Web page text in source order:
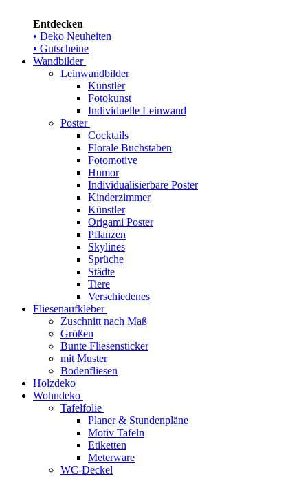
Entdecken
• Deko Neuheiten
• Gutscheine
Wandbilder
Leinwandbilder
Künstler
Fotokunst
Individuelle Leinwand
Poster
Cocktails
Florale Buchstaben
Fotomotive
Humor
Individualisierbare Poster
Kinderzimmer
Künstler
Origami Poster
Pflanzen
Skylines
Sprüche
Städte
Tiere
Verschiedenes
Fliesenaufkleber
Zuschnitt nach Maß
Größen
Bunte Fliesensticker
mit Muster
Bodenfliesen
Holzdeko
Wohndeko
Tafelfolie
Planer & Stundenpläne
Motiv Tafeln
Etiketten
Meterware
WC-Deckel